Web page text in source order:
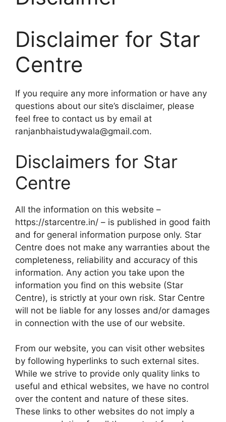
Disclaimer for Star
Centre
If you require any more information or have any
questions about our site’s disclaimer, please
feel free to contact us by email at
ranjanbhaistudywala@gmail.com.
Disclaimers for Star
Centre
All the information on this website –
https://starcentre.in/ – is published in good faith
and for general information purpose only. Star
Centre does not make any warranties about the
completeness, reliability and accuracy of this
information. Any action you take upon the
information you find on this website (Star
Centre), is strictly at your own risk. Star Centre
will not be liable for any losses and/or damages
in connection with the use of our website.
From our website, you can visit other websites
by following hyperlinks to such external sites.
While we strive to provide only quality links to
useful and ethical websites, we have no control
over the content and nature of these sites.
These links to other websites do not imply a